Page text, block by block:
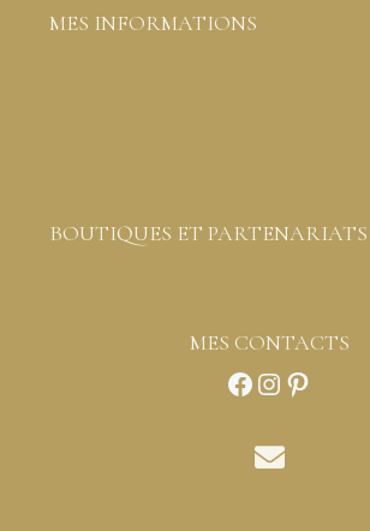
MES INFORMATIONS
BOUTIQUES ET PARTENARIATS
MES CONTACTS
Facebook
Instagram
Pinterest